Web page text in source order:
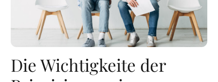
Die Wichtigkeite der